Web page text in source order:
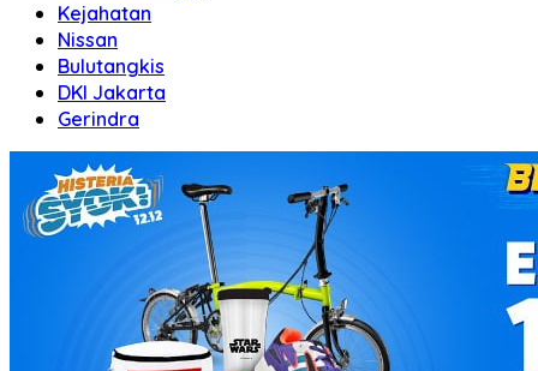
Kejahatan
Nissan
Bulutangkis
DKI Jakarta
Gerindra